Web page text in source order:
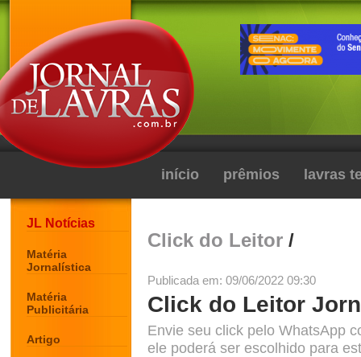
início prêmios lavras
JL Notícias
Matéria
Jornalística
Matéria
Publicitária
Artigo
Click do Leitor /
Publicada em: 09/06/2022 09:30
Click do Leitor
Envie seu click pelo WhatsApp
ele poderá ser escolhido para